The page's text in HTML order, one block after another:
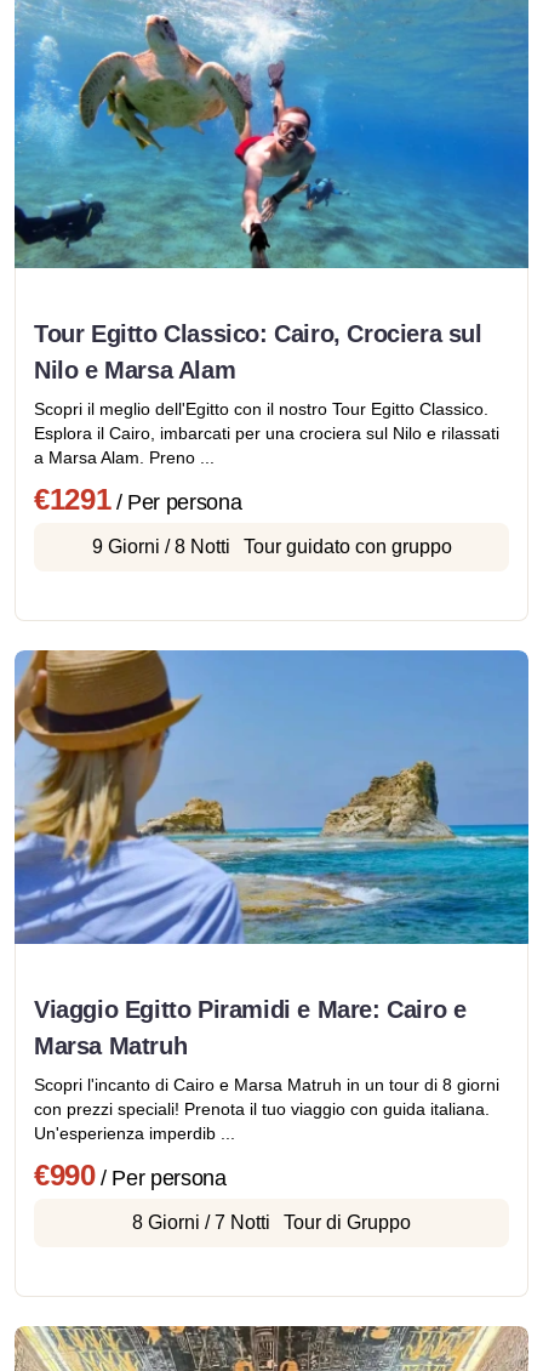
Tour Egitto Classico: Cairo, Crociera sul
Nilo e Marsa Alam
Scopri il meglio dell'Egitto con il nostro Tour Egitto Classico.
Esplora il Cairo, imbarcati per una crociera sul Nilo e rilassati
a Marsa Alam. Preno ...
€1291/ Per persona
9 Giorni / 8 Notti Tour guidato con gruppo
Viaggio Egitto Piramidi e Mare: Cairo e
Marsa Matruh
Scopri l'incanto di Cairo e Marsa Matruh in un tour di 8 giorni
con prezzi speciali! Prenota il tuo viaggio con guida italiana.
Un'esperienza imperdib ...
€990/ Per persona
8 Giorni / 7 Notti Tour di Gruppo